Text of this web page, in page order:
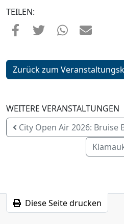
TEILEN:
Zurück zum
WEITERE VERANSTALTUNGEN
City Open Air 2026: Bruise
Diese Seite drucken